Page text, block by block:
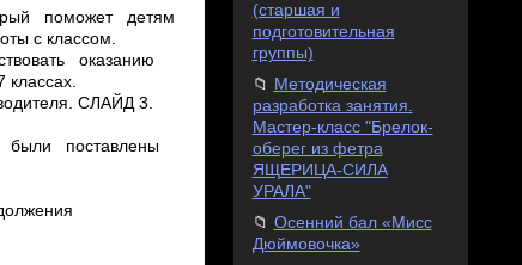
поможет детям
с классом.
оказанию
СЛАЙД 3.
были поставлены
(старшая и
подготовительная
группы)
Методическая
разработка занятия.
Мастер-класс "Брелок-
оберег из фетра
ЯЩЕРИЦА-СИЛА
УРАЛА"
Осенний бал «Мисс
Дюймовочка»